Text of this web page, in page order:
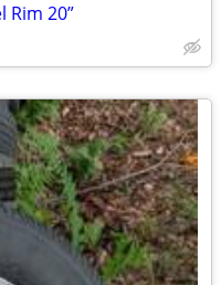
Rim 20”